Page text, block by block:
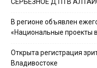
В регионе объявлен
«Национальные проекты
Открыта регистрация
Владивостоке